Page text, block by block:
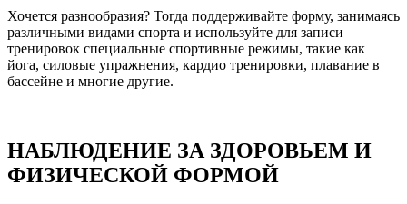
Хочется разнообразия? Тогда поддерживайте форму, занимаясь
различными видами спорта и используйте для записи
тренировок специальные спортивные режимы, такие как
йога, силовые упражнения, кардио тренировки, плавание в
бассейне и многие другие.
НАБЛЮДЕНИЕ ЗА ЗДОРОВЬЕМ И
ФИЗИЧЕСКОЙ ФОРМОЙ